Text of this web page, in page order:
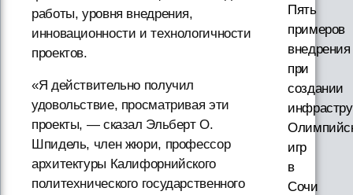
работы, уровня внедрения,
инновационности и технологичности
проектов.
«Я действительно получил
удовольствие, просматривая эти
проекты, — сказал Эльберт О.
Шпидель, член жюри, профессор
архитектуры Калифорнийского
политехнического государственного
Пять
примеров
внедрения
при
создании
игр
в
Сочи